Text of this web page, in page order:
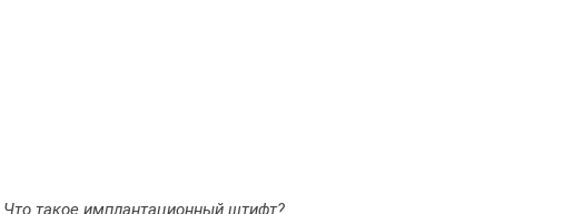
Что такое имплантационный штифт?